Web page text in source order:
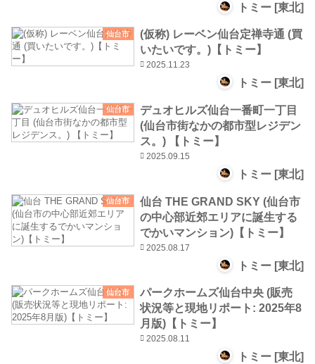
トミー [東北]
仙台市
(仮称) レーベン仙台定禅寺通 (買
いたいです。)【トミー】
2025.11.23
トミー [東北]
仙台市
デュオヒルズ仙台一番町一丁目
(仙台市街なかの都市型レジデン
ス。) 【トミー】
2025.09.15
トミー [東北]
仙台市
仙台 THE GRAND SKY (仙台市
の中心部近郊エリアに誕生する
でかいマンション)【トミー】
2025.08.17
トミー [東北]
仙台市
パークホームズ仙台中央 (販売
状況等と現地リポート: 2025年8
月版)【トミー】
2025.08.11
トミー [東北]